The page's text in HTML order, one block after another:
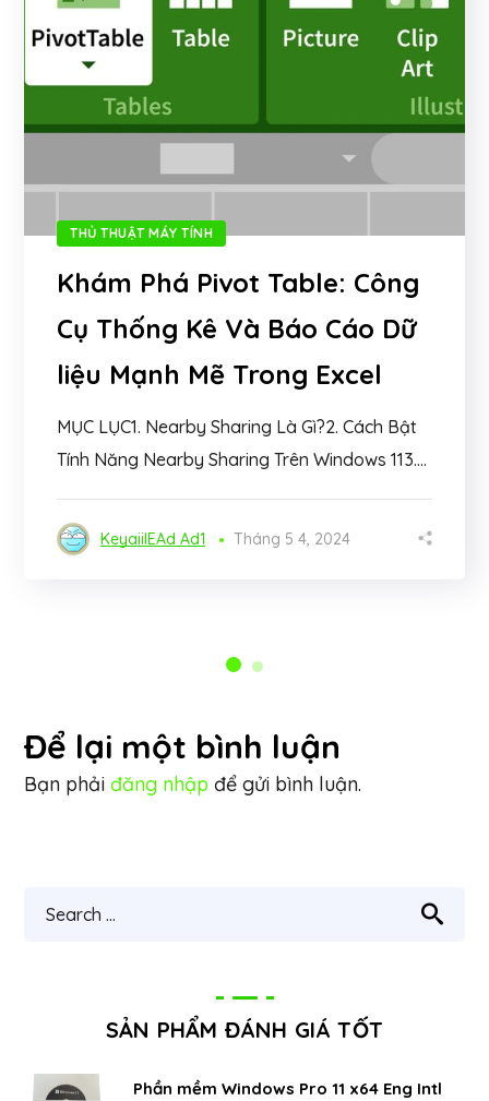
THỦ THUẬT MÁY TÍNH
Khám Phá Pivot Table: Công
Cụ Thống Kê Và Báo Cáo Dữ
liệu Mạnh Mẽ Trong Excel
MỤC LỤC1. Nearby Sharing Là Gì?2. Cách Bật
Tính Năng Nearby Sharing Trên Windows 113....
KeyaiiIEAd Ad1 Tháng 5 4, 2024
Để lại một bình luận
Bạn phảiđăng nhập để gửi bình luận.
SẢN PHẨM ĐÁNH GIÁ TỐT
Phần mềm Windows Pro 11 x64 Eng Intl